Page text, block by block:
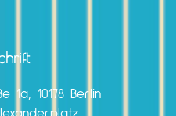
1a, 10178 Berlin